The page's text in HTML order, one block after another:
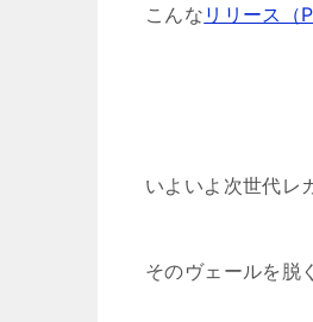
こんな リリース（
いよいよ次世代レ
そのヴェールを脱